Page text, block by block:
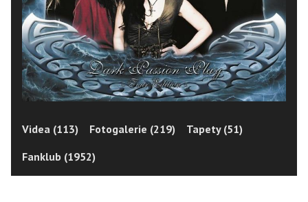
Videa (113) Fotogalerie (219)
Tapety (51)
Fanklub (1952)